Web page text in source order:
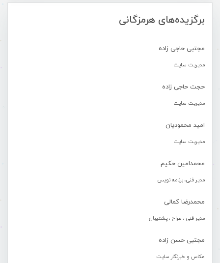
برگزیده‌های هرمزگانی
مجتبی حاجی زاده
مدیریت سایت
حجت حاجی زاده
مدیریت سایت
امید محمودیان
مدیریت سایت
محمدامین حکیم
مدیر فنی، برنامه نویس
محمدرضا کمالی
مدیر فنی ، طراح ، پشتیبان
مجتبی حسن زاده
عکاس و خبرنگار سایت